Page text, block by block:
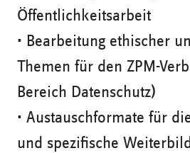
Öffentlichkeitsarbeit
• Bearbeitung ethischer
Themen für den ZPM-
Bereich Datenschutz)
• Austauschformate für
und spezifische